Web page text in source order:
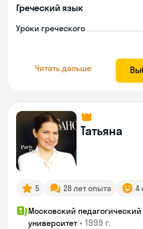
Греческий язык
Уроки греческого
Читать дальше
Татьяна
5 28 лет опыта 4
Московский педагогический
университет • 1999 г.